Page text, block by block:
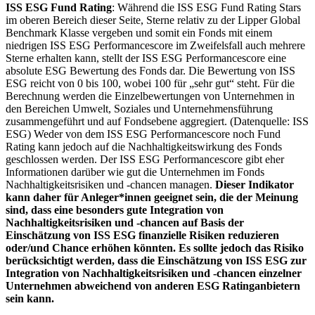
ISS ESG Fund Rating: Während die ISS ESG Fund Rating Stars
im oberen Bereich dieser Seite, Sterne relativ zu der Lipper Global
Benchmark Klasse vergeben und somit ein Fonds mit einem
niedrigen ISS ESG Performancescore im Zweifelsfall auch mehrere
Sterne erhalten kann, stellt der ISS ESG Performancescore eine
absolute ESG Bewertung des Fonds dar. Die Bewertung von ISS
ESG reicht von 0 bis 100, wobei 100 für „sehr gut“ steht. Für die
Berechnung werden die Einzelbewertungen von Unternehmen in
den Bereichen Umwelt, Soziales und Unternehmensführung
zusammengeführt und auf Fondsebene aggregiert. (Datenquelle: ISS
ESG) Weder von dem ISS ESG Performancescore noch Fund
Rating kann jedoch auf die Nachhaltigkeitswirkung des Fonds
geschlossen werden. Der ISS ESG Performancescore gibt eher
Informationen darüber wie gut die Unternehmen im Fonds
Nachhaltigkeitsrisiken und -chancen managen. Dieser Indikator
kann daher für Anleger*innen geeignet sein, die der Meinung
sind, dass eine besonders gute Integration von
Nachhaltigkeitsrisiken und -chancen auf Basis der
Einschätzung von ISS ESG finanzielle Risiken reduzieren
oder/und Chance erhöhen könnten. Es sollte jedoch das Risiko
berücksichtigt werden, dass die Einschätzung von ISS ESG zur
Integration von Nachhaltigkeitsrisiken und -chancen einzelner
Unternehmen abweichend von anderen ESG Ratinganbietern
sein kann.